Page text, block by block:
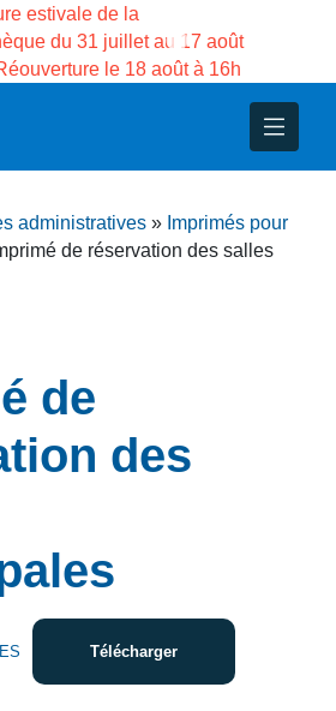
estivale de la
du 31 juillet au 17 août
le 18 août à 16h
administratives » Imprimés pour
de réservation des salles
de
des
Télécharger